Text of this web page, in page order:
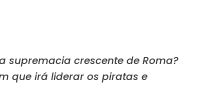
supremacia crescente de Roma?
que irá liderar os piratas e